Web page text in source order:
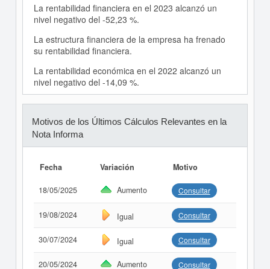
La rentabilidad financiera en el 2023 alcanzó un
nivel negativo del -52,23 %.
La estructura financiera de la empresa ha frenado
su rentabilidad financiera.
La rentabilidad económica en el 2022 alcanzó un
nivel negativo del -14,09 %.
Motivos de los Últimos Cálculos Relevantes en la
Nota Informa
Fecha Variación Motivo
18/05/2025 Aumento Consultar
19/08/2024 Igual Consultar
30/07/2024 Igual Consultar
20/05/2024 Aumento Consultar